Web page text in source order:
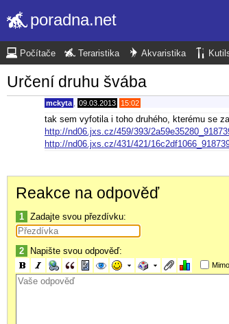
poradna.net
Počítače Teraristika Akvaristika
Určení druhu švába
mckyta 09.03.2013 15:02
tak sem vyfotila i toho druhého, kterému se
http://nd06.jxs.cz/459/393/
http://nd06.jxs.cz/431/421/
Reakce na odpověď
1 Zadajte svou přezdívku:
2 Napište svou odpověď: